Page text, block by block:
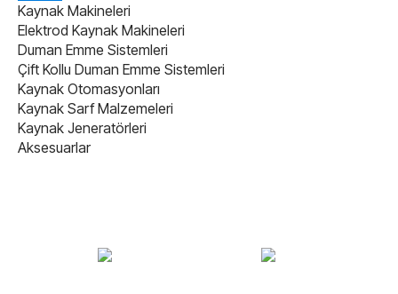
Kaynak Makineleri
Elektrod Kaynak Makineleri
Duman Emme Sistemleri
Çift Kollu Duman Emme Sistemleri
Kaynak Otomasyonları
Kaynak Sarf Malzemeleri
Kaynak Jeneratörleri
Aksesuarlar